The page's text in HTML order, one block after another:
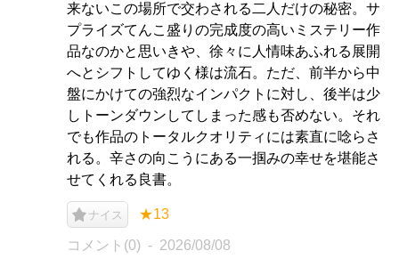
来ないこの場所で交わされる二人だけの秘密。サ
プライズてんこ盛りの完成度の高いミステリー作
品なのかと思いきや、徐々に人情味あふれる展開
へとシフトしてゆく様は流石。ただ、前半から中
盤にかけての強烈なインパクトに対し、後半は少
しトーンダウンしてしまった感も否めない。それ
でも作品のトータルクオリティには素直に唸らさ
れる。辛さの向こうにある一掴みの幸せを堪能さ
せてくれる良書。
ナイス ★13
コメント(0) 2026/08/08